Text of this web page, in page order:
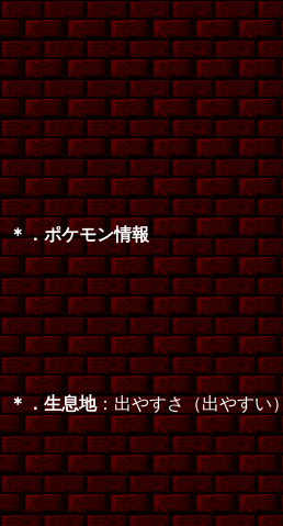
＊．ポケモン情報
＊．生息地：出やすさ（出やすい